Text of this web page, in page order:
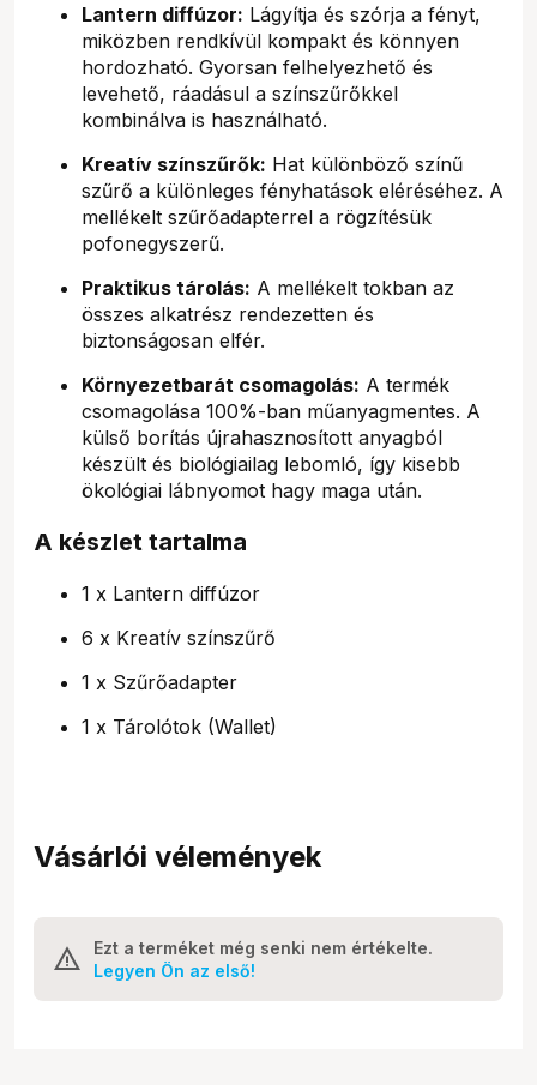
Lantern diffúzor: Lágyítja és szórja a fényt,
miközben rendkívül kompakt és könnyen
hordozható. Gyorsan felhelyezhető és
levehető, ráadásul a színszűrőkkel
kombinálva is használható.
Kreatív színszűrők: Hat különböző színű
szűrő a különleges fényhatások eléréséhez. A
mellékelt szűrőadapterrel a rögzítésük
pofonegyszerű.
Praktikus tárolás: A mellékelt tokban az
összes alkatrész rendezetten és
biztonságosan elfér.
Környezetbarát csomagolás: A termék
csomagolása 100%-ban műanyagmentes. A
külső borítás újrahasznosított anyagból
készült és biológiailag lebomló, így kisebb
ökológiai lábnyomot hagy maga után.
A készlet tartalma
1 x Lantern diffúzor
6 x Kreatív színszűrő
1 x Szűrőadapter
1 x Tárolótok (Wallet)
Vásárlói vélemények
Ezt a terméket még senki nem értékelte.
Legyen Ön az első!